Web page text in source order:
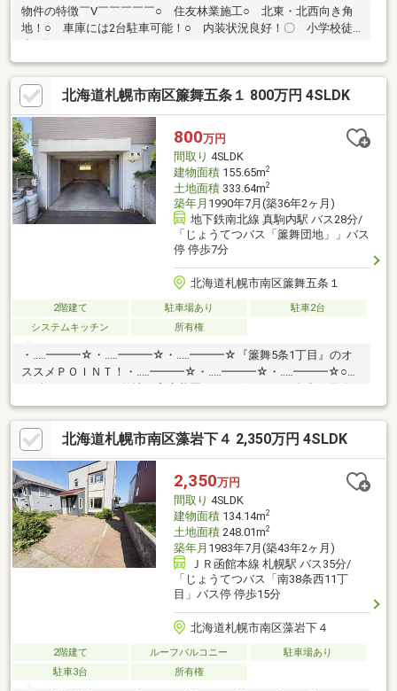
物件の特徴￣V￣￣￣￣￣○ 住友林業施工○ 北東・北西向き角
地！○ 車庫には2台駐車可能！○ 内装状況良好！〇 小学校徒
￣○ 新川小学校（徒歩9分）/新川西中学校（徒歩18分）○ スーパ
ーアークスエクスプレス店（徒歩8分）○ セブンイレブン新川西3
条店（徒歩10分）○ セイコーマート新川西店（徒歩11分）
北海道札幌市南区簾舞五条１ 800万円 4SLDK
800万円
間取り 4SLDK
建物面積155.65m2
土地面積333.64m2
築年月 1990年7月(築36年2ヶ月)
地下鉄南北線 真駒内駅 バス28分/
「じょうてつバス「簾舞団地」」バス
停 停歩7分
北海道札幌市南区簾舞五条１
2階建て 駐車場あり
駐車2台
システムキッチン
所有権
・‥…━━━☆・‥…━━━☆・‥…━━━☆『簾舞5条1丁目』のオ
ススメＰＯＩＮＴ！・‥…━━━☆・‥…━━━☆・‥…━━━☆○約
に利用可能○四季折々の木々が植えられたお庭で、自然を身近に
感じる暮らし○高さ約180cmのガレージ付き。大切な車を雪から
守り、アウトドア用品も収納○2階からは雄大な山並み。美しい景
色が日常に癒しと安らぎを提供○広々とした約24帖のLDKを含む、
部屋数豊富な4SLDK
北海道札幌市南区藻岩下４ 2,350万円 4SLDK
2,350万円
間取り 4SLDK
建物面積134.14m2
土地面積248.01m2
築年月 1983年7月(築43年2ヶ月)
ＪＲ函館本線 札幌駅 バス35分/
「じょうてつバス「南38条西11丁
目」バス停 停歩15分
北海道札幌市南区藻岩下４
2階建て ルーフバルコニー
駐車場あり
駐車3台
所有権